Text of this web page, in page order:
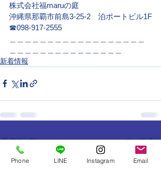
株式会社福maruの庭
沖縄県那覇市前島3-25-2　泊ポートビル1F
☎098-917-2555
新着情報
最新記事 すべて表示
Phone LINE Instagram Email